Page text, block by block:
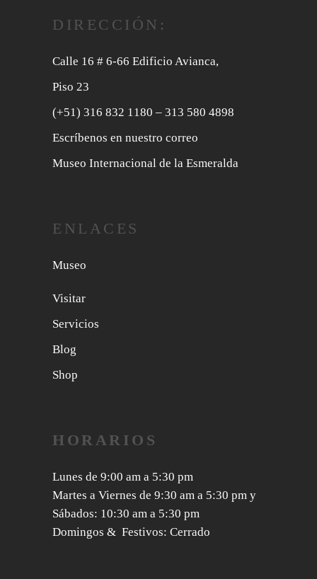
DIRECCIÓN:
Calle 16 # 6-66 Edificio Avianca,
Piso 23
(+51) 316 832 1180 – 313 580 4898
Escríbenos en nuestro correo
Museo Internacional de la Esmeralda
ENLACES
Museo
Visitar
Servicios
Blog
Shop
HORARIOS
Lunes de 9:00 am a 5:30 pm
Martes a Viernes de 9:30 am a 5:30 pm y
Sábados: 10:30 am a 5:30 pm
Domingos & Festivos: Cerrado